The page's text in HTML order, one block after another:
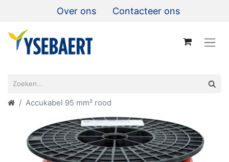
Over ons Contacteer ons
Accukabel 95 mm² rood